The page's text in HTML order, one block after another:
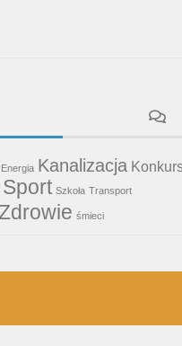
Energia Kanalizacja
Sport Szkoła Transport
śmieci